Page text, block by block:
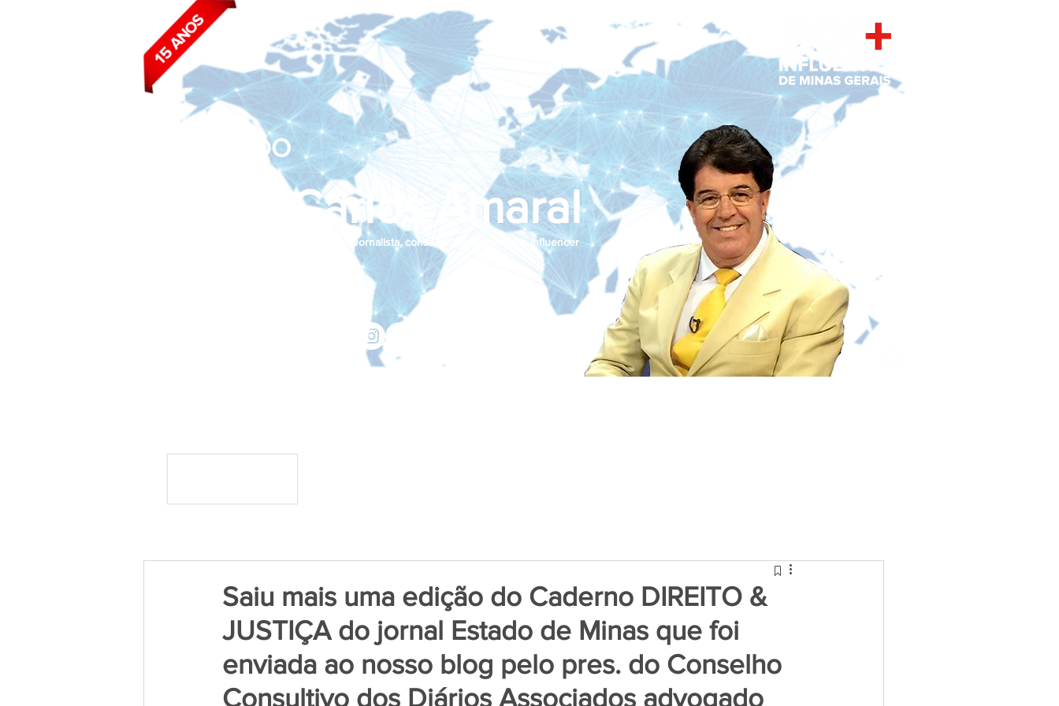
João Carlos Amaral
BLOG DO
Jornalista, consultor de empresas e influencer
Saiu mais uma edição do Caderno DIREITO &
JUSTIÇA do jornal Estado de Minas que foi
enviada ao nosso blog pelo pres. do Conselho
Consultivo dos Diários Associados advogado